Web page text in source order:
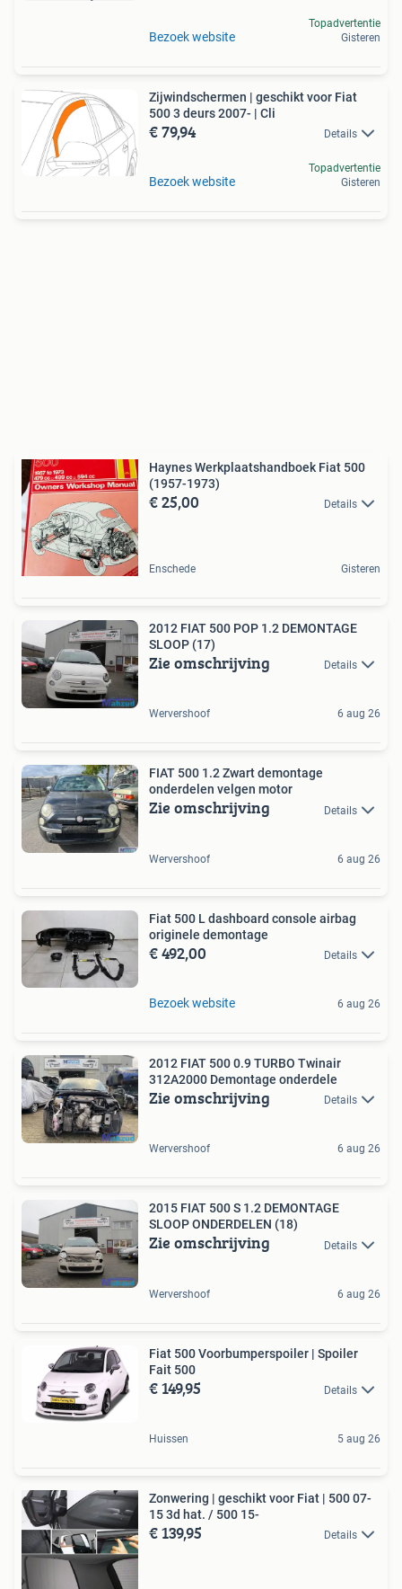
Bezoek website
Topadvertentie
Gisteren
Zijwindschermen | geschikt voor Fiat
500 3 deurs 2007- | Cli
€ 79,94 Details
Bezoek website
Topadvertentie
Gisteren
Haynes Werkplaatshandboek Fiat 500
(1957-1973)
€ 25,00 Details
Enschede Gisteren
2012 FIAT 500 POP 1.2 DEMONTAGE
SLOOP (17)
Zie omschrijving Details
Wervershoof 6 aug 26
FIAT 500 1.2 Zwart demontage
onderdelen velgen motor
Zie omschrijving Details
Wervershoof 6 aug 26
Fiat 500 L dashboard console airbag
originele demontage
€ 492,00 Details
Bezoek website 6 aug 26
2012 FIAT 500 0.9 TURBO Twinair
312A2000 Demontage onderdele
Zie omschrijving Details
Wervershoof 6 aug 26
2015 FIAT 500 S 1.2 DEMONTAGE
SLOOP ONDERDELEN (18)
Zie omschrijving Details
Wervershoof 6 aug 26
Fiat 500 Voorbumperspoiler | Spoiler
Fait 500
€ 149,95 Details
Huissen 5 aug 26
Zonwering | geschikt voor Fiat | 500 07-
15 3d hat. / 500 15-
€ 139,95 Details